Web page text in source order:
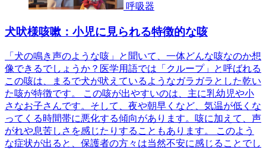
呼吸器
犬吠様咳嗽：小児に見られる特徴的な咳
「犬の鳴き声のような咳」と聞いて、一体どんな咳なのか想
像できるでしょうか？医学用語では「クループ」と呼ばれる
この咳は、まるで犬が吠えているようなガラガラとした乾い
た咳が特徴です。 この咳が出やすいのは、主に乳幼児や小
さなお子さんです。そして、夜や朝早くなど、気温が低くな
ってくる時間帯に悪化する傾向があります。咳に加えて、声
がれや息苦しさを感じたりすることもあります。 このよう
な症状が出ると、保護者の方々は当然不安に感じることでし